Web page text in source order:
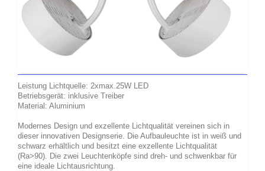
Leistung Lichtquelle: 2xmax.25W LED
Betriebsgerät: inklusive Treiber
Material: Aluminium
Modernes Design und exzellente Lichtqualität vereinen sich in
dieser innovativen Designserie. Die Aufbauleuchte ist in weiß und
schwarz erhältlich und besitzt eine exzellente Lichtqualität
(Ra>90). Die zwei Leuchtenköpfe sind dreh- und schwenkbar für
eine ideale Lichtausrichtung.